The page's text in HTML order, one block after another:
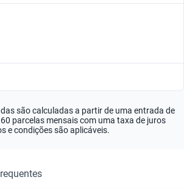
são calculadas a partir de uma entrada de
parcelas mensais com uma taxa de juros
e condições são aplicáveis.